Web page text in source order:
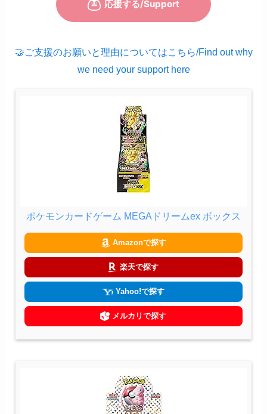
🤝ご支援のお願いと理由についてはこちら/Find out why
we need your support here
ポケモンカードゲーム MEGAドリームex ボックス
Amazonで探す
楽天で探す
Yahoo!で探す
メルカリで探す